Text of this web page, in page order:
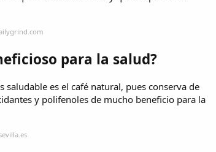
para la salud?
es el café natural, pues conserva de
y polifenoles de mucho beneficio para la